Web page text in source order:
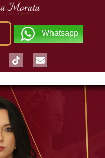
Whatsapp